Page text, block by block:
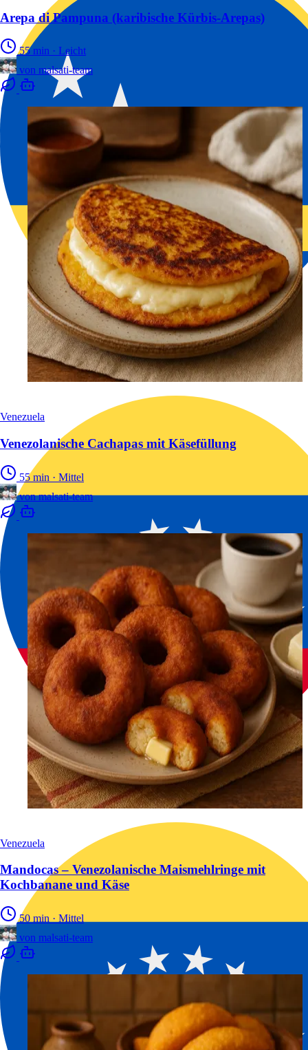
Arepa di Pampuna (karibische Kürbis-Arepas)
55 min · Leicht
von malsati-team
Venezuela
Venezolanische Cachapas mit Käsefüllung
55 min · Mittel
von malsati-team
Venezuela
Mandocas – Venezolanische Maismehlringe mit
Kochbanane und Käse
50 min · Mittel
von malsati-team